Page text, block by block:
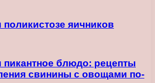
поликистозе яичников
пикантное блюдо: рецепты
свинины с овощами по-